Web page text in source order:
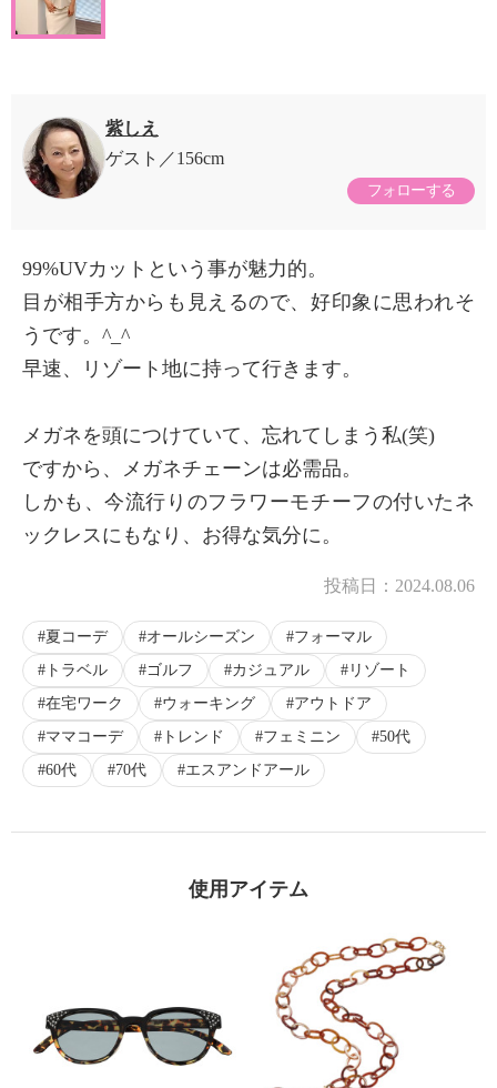
紫しえ
ゲスト
156cm
フォローする
99%UVカットという事が魅力的。
目が相手方からも見えるので、好印象に思われそ
うです。^_^
早速、リゾート地に持って行きます。
メガネを頭につけていて、忘れてしまう私(笑)
ですから、メガネチェーンは必需品。
しかも、今流行りのフラワーモチーフの付いたネ
ックレスにもなり、お得な気分に。
投稿日： 2024.08.06
夏コーデ オールシーズン
フォーマル
トラベル
ゴルフ カジュアル
リゾート
在宅ワーク
ウォーキング
アウトドア
ママコーデ
トレンド フェミニン
50代
60代
70代 エスアンドアール
使用アイテム